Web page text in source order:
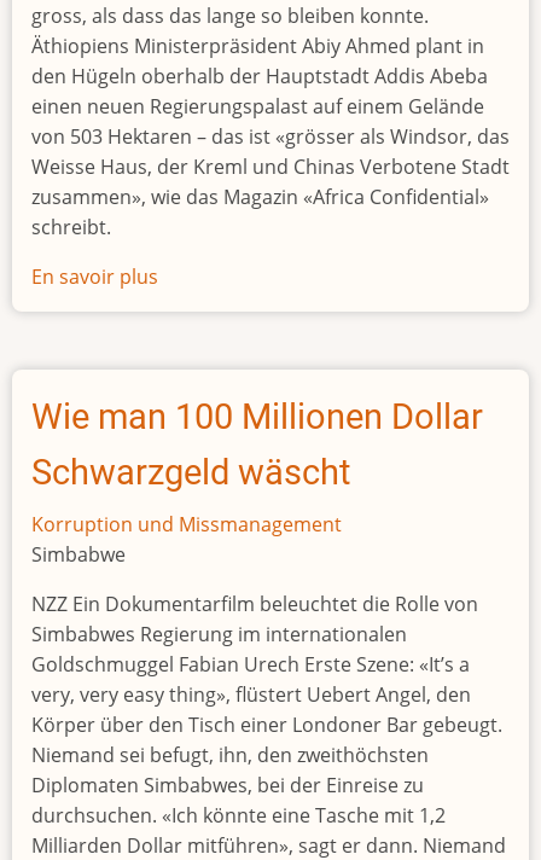
gross, als dass das lange so bleiben konnte.
Äthiopiens Ministerpräsident Abiy Ahmed plant in
den Hügeln oberhalb der Hauptstadt Addis Abeba
einen neuen Regierungspalast auf einem Gelände
von 503 Hektaren – das ist «grösser als Windsor, das
Weisse Haus, der Kreml und Chinas Verbotene Stadt
zusammen», wie das Magazin «Africa Confidential»
schreibt.
En savoir plus
Abiy
lässt
sich
einen
milliardenteuren
Palast
bauen
Wie man 100 Millionen Dollar
Schwarzgeld wäscht
Korruption und Missmanagement
Simbabwe
NZZ Ein Dokumentarfilm beleuchtet die Rolle von
Simbabwes Regierung im internationalen
Goldschmuggel Fabian Urech Erste Szene: «It’s a
very, very easy thing», flüstert Uebert Angel, den
Körper über den Tisch einer Londoner Bar gebeugt.
Niemand sei befugt, ihn, den zweithöchsten
Diplomaten Simbabwes, bei der Einreise zu
durchsuchen. «Ich könnte eine Tasche mit 1,2
Milliarden Dollar mitführen», sagt er dann. Niemand